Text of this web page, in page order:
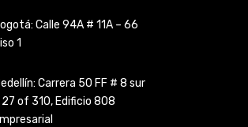
Calle 94A # 11A – 66
1
Carrera 50 FF # 8 sur
27 of 310, Edificio 808